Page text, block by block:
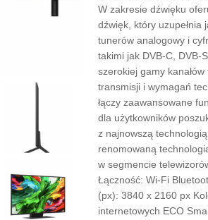
W zakresie dźwięku
dźwięk, który
tunerów analogowy i
takimi jak DVB-C, DVB-
szerokiej gamy
transmisji i wymagań
łączy zaawansowane
dla użytkowników
z najnowszą
renomowaną
w segmencie
Łączność: Wi-Fi
(px): 3840 x 2160 px
internetowych ECO